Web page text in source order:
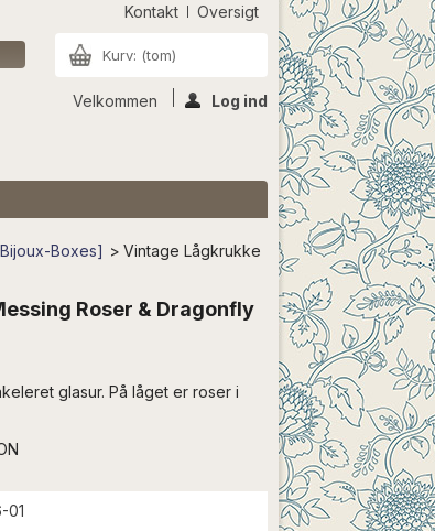
Kontakt Oversigt
Kurv: (tom)
Velkommen Log ind
Boxes] > Vintage Lågkrukke
Roser & Dragonfly
glasur. På låget er roser i
01